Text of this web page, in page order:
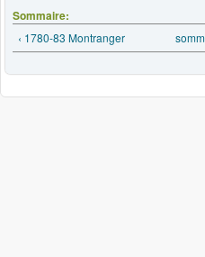
Sommaire:
‹ 1780-83 Montranger